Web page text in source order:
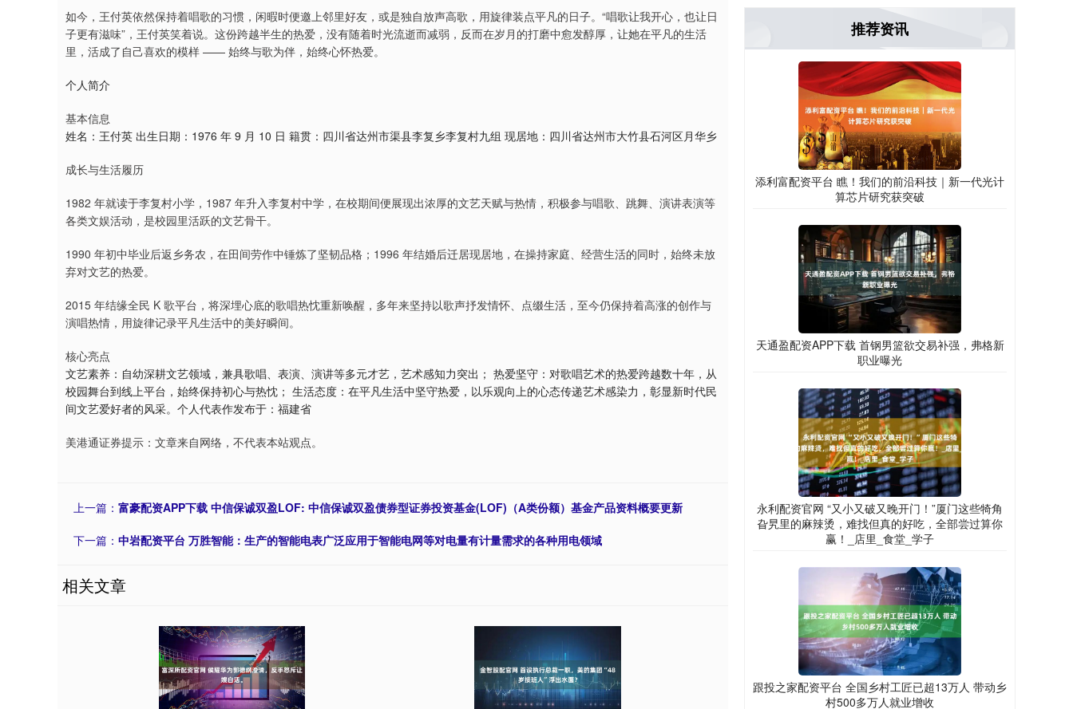
如今，王付英依然保持着唱歌的习惯，闲暇时便邀上邻里好友，或是独自放声高歌，用旋律装点平凡的日子。“唱歌让我开心，也让日
子更有滋味”，王付英笑着说。这份跨越半生的热爱，没有随着时光流逝而减弱，反而在岁月的打磨中愈发醇厚，让她在平凡的生活
里，活成了自己喜欢的模样 —— 始终与歌为伴，始终心怀热爱。
个人简介
基本信息
姓名：王付英 出生日期：1976 年 9 月 10 日 籍贯：四川省达州市渠县李复乡李复村九组 现居地：四川省达州市大竹县石河区月华乡
成长与生活履历
1982 年就读于李复村小学，1987 年升入李复村中学，在校期间便展现出浓厚的文艺天赋与热情，积极参与唱歌、跳舞、演讲表演等
各类文娱活动，是校园里活跃的文艺骨干。
1990 年初中毕业后返乡务农，在田间劳作中锤炼了坚韧品格；1996 年结婚后迁居现居地，在操持家庭、经营生活的同时，始终未放
弃对文艺的热爱。
2015 年结缘全民 K 歌平台，将深埋心底的歌唱热忱重新唤醒，多年来坚持以歌声抒发情怀、点缀生活，至今仍保持着高涨的创作与
演唱热情，用旋律记录平凡生活中的美好瞬间。
核心亮点
文艺素养：自幼深耕文艺领域，兼具歌唱、表演、演讲等多元才艺，艺术感知力突出； 热爱坚守：对歌唱艺术的热爱跨越数十年，从
校园舞台到线上平台，始终保持初心与热忱； 生活态度：在平凡生活中坚守热爱，以乐观向上的心态传递艺术感染力，彰显新时代民
间文艺爱好者的风采。个人代表作发布于：福建省
美港通证券提示：文章来自网络，不代表本站观点。
上一篇： 富豪配资APP下载 中信保诚双盈LOF: 中信保诚双盈债券型证券投资基金(LOF)（A类份额）基金产品资料概要更新
下一篇： 中岩配资平台 万胜智能：生产的智能电表广泛应用于智能电网等对电量有计量需求的各种用电领域
相关文章
推荐资讯
添利富配资平台 瞧！我们的前沿科技｜新一代光计
算芯片研究获突破
天通盈配资APP下载 首钢男篮欲交易补强，弗格新
职业曝光
永利配资官网 “又小又破又晚开门！”厦门这些犄角
旮旯里的麻辣烫，难找但真的好吃，全部尝过算你
赢！_店里_食堂_学子
跟投之家配资平台 全国乡村工匠已超13万人 带动乡
村500多万人就业增收